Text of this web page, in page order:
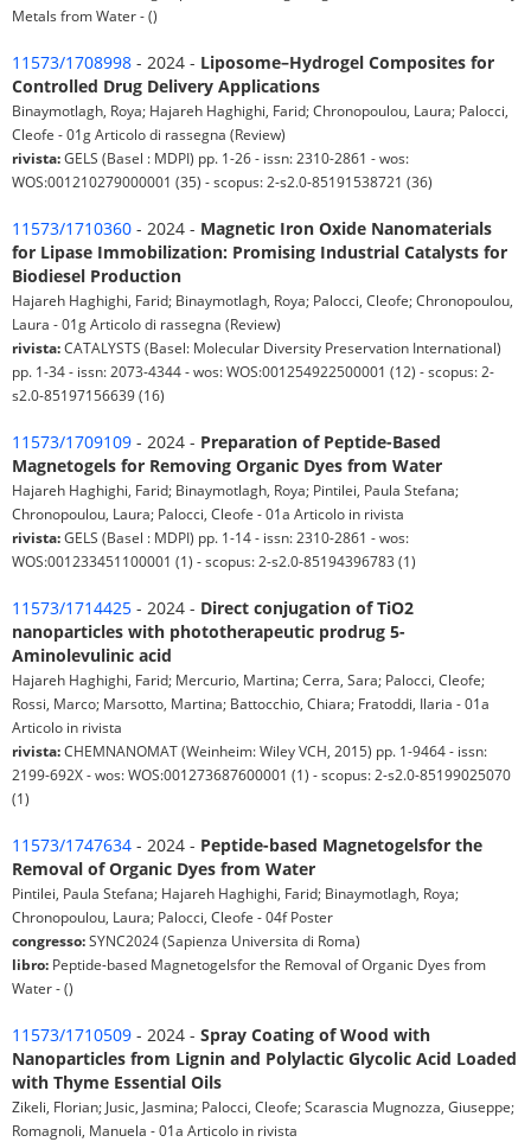
Metals from Water - ()
11573/1708998 - 2024 - Liposome–Hydrogel Composites for
Controlled Drug Delivery Applications
Binaymotlagh, Roya; Hajareh Haghighi, Farid; Chronopoulou, Laura; Palocci,
Cleofe - 01g Articolo di rassegna (Review)
rivista:GELS (Basel : MDPI) pp. 1-26 - issn: 2310-2861 - wos:
WOS:001210279000001 (35) - scopus: 2-s2.0-85191538721 (36)
11573/1710360 - 2024 - Magnetic Iron Oxide Nanomaterials
for Lipase Immobilization: Promising Industrial Catalysts for
Biodiesel Production
Hajareh Haghighi, Farid; Binaymotlagh, Roya; Palocci, Cleofe; Chronopoulou,
Laura - 01g Articolo di rassegna (Review)
rivista:CATALYSTS (Basel: Molecular Diversity Preservation International)
pp. 1-34 - issn: 2073-4344 - wos: WOS:001254922500001 (12) - scopus: 2-
s2.0-85197156639 (16)
11573/1709109 - 2024 - Preparation of Peptide-Based
Magnetogels for Removing Organic Dyes from Water
Hajareh Haghighi, Farid; Binaymotlagh, Roya; Pintilei, Paula Stefana;
Chronopoulou, Laura; Palocci, Cleofe - 01a Articolo in rivista
rivista:GELS (Basel : MDPI) pp. 1-14 - issn: 2310-2861 - wos:
WOS:001233451100001 (1) - scopus: 2-s2.0-85194396783 (1)
11573/1714425 - 2024 - Direct conjugation of TiO2
nanoparticles with phototherapeutic prodrug 5-
Aminolevulinic acid
Hajareh Haghighi, Farid; Mercurio, Martina; Cerra, Sara; Palocci, Cleofe;
Rossi, Marco; Marsotto, Martina; Battocchio, Chiara; Fratoddi, Ilaria - 01a
Articolo in rivista
rivista:CHEMNANOMAT (Weinheim: Wiley VCH, 2015) pp. 1-9464 - issn:
2199-692X - wos: WOS:001273687600001 (1) - scopus: 2-s2.0-85199025070
(1)
11573/1747634 - 2024 - Peptide-based Magnetogelsfor the
Removal of Organic Dyes from Water
Pintilei, Paula Stefana; Hajareh Haghighi, Farid; Binaymotlagh, Roya;
Chronopoulou, Laura; Palocci, Cleofe - 04f Poster
congresso:SYNC2024 (Sapienza Universita di Roma)
libro: Peptide-based Magnetogelsfor the Removal of Organic Dyes from
Water - ()
11573/1710509 - 2024 - Spray Coating of Wood with
Nanoparticles from Lignin and Polylactic Glycolic Acid Loaded
with Thyme Essential Oils
Zikeli, Florian; Jusic, Jasmina; Palocci, Cleofe; Scarascia Mugnozza, Giuseppe;
Romagnoli, Manuela - 01a Articolo in rivista